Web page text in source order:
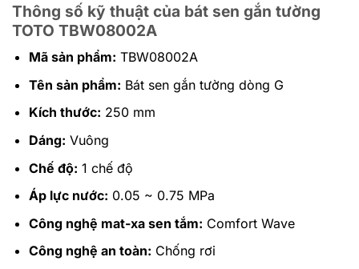
Thông số kỹ thuật của bát sen gắn tường
TOTO TBW08002A
Mã sản phẩm: TBW08002A
Tên sản phẩm: Bát sen gắn tường dòng G
Kích thước: 250 mm
Dáng: Vuông
Chế độ: 1 chế độ
Áp lực nước: 0.05 ~ 0.75 MPa
Công nghệ mat-xa sen tắm: Comfort Wave
Công nghệ an toàn: Chống rơi